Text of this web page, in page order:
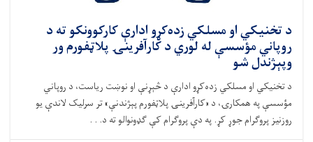
د تخنیکي او مسلکي زده‌کړو ادارې کارکوونکو ته د
روپاني مؤسسې له لوري د کارآفرینۍ پلاټفورم ور
وپېژندل شو
د تخنیکي او مسلکي زده‌کړو ادارې د څېړنې او نوښت ریاست، د روپاني
مؤسسې په همکارۍ، د «کارآفرینۍ پلاټفورم پېژندنې» تر سرلیک لاندې یو
روزنیز پروګرام جوړ کړ. په دې پروګرام کې ګډونوالو ته د. . .